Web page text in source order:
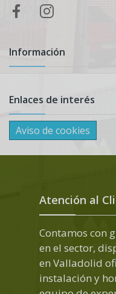
Información
Enlaces de interés
Aviso de cookies
Atención al
Contamos con
en el sector,
en Valladolid
instalación y